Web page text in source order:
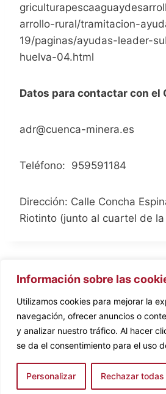
Información sobre las
Utilizamos cookies para mejorar la
navegación, ofrecer anuncios o
y analizar nuestro tráfico. Al hacer
se da el consentimiento para el uso
Personalizar Rechazar todas
arrollo-rural/tramitacion-
19/paginas/ayudas-leader-
huelva-04.html
Datos para contactar con el
adr@cuenca-minera.es
Teléfono: 959591184
Dirección: Calle Concha
Riotinto (junto al cuartel de
© 2026 GDR Cuenca